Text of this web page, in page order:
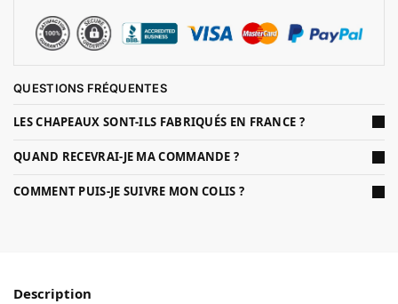
QUESTIONS FRÉQUENTES
LES CHAPEAUX SONT-ILS FABRIQUÉS EN FRANCE ?
QUAND RECEVRAI-JE MA COMMANDE ?
COMMENT PUIS-JE SUIVRE MON COLIS ?
Description